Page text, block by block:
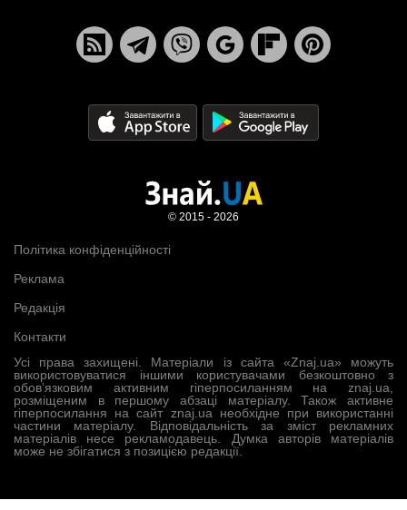
Усі права захищені. Матеріали із сайта «Znaj.ua» можуть
використовуватися іншими користувачами безкоштовно з
обов’язковим активним гіперпосиланням на znaj.ua,
розміщеним в першому абзаці матеріалу. Також активне
гіперпосилання на сайт znaj.ua необхідне при використанні
частини матеріалу. Відповідальність за зміст рекламних
матеріалів несе рекламодавець. Думка авторів матеріалів
може не збігатися з позицією редакції.
Політика конфіденційності
Реклама
Редакція
Контакти
© 2015 - 2026